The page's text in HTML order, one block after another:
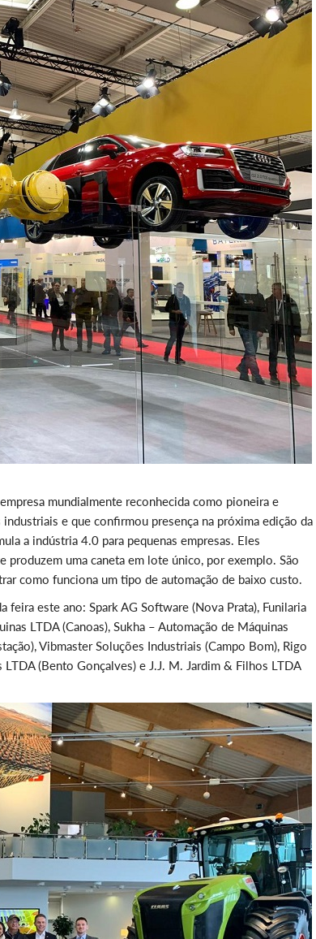
mundialmente reconhecida como pioneira e
e que confirmou presença na próxima edição da
a indústria 4.0 para pequenas empresas. Eles
produzem uma caneta em lote único, por exemplo. São
como funciona um tipo de automação de baixo custo.
feira este ano: Spark AG Software (Nova Prata), Funilaria
LTDA (Canoas), Sukha – Automação de Máquinas
Vibmaster Soluções Industriais (Campo Bom), Rigo
(Bento Gonçalves) e J.J. M. Jardim & Filhos LTDA